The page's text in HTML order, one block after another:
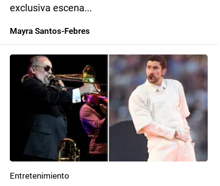
exclusiva escena...
Mayra Santos-Febres
Entretenimiento